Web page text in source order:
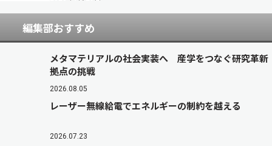
編集部おすすめ
メタマテリアルの社会実装へ 産学をつなぐ研究革新
拠点の挑戦
2026.08.05
レーザー無線給電でエネルギーの制約を越える
2026.07.23